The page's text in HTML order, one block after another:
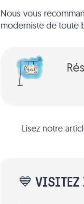
Nous vous
moderniste de toute
Lisez notre
💙 VISITEZ